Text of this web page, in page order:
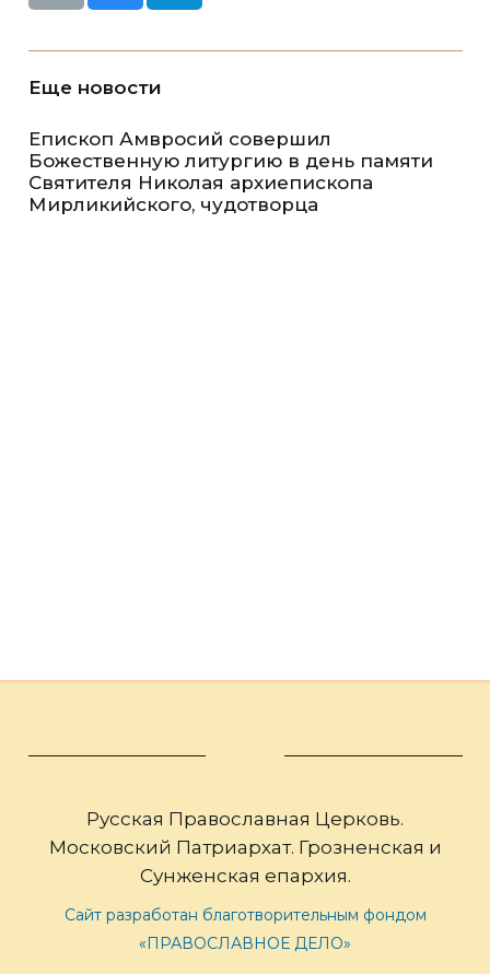
Еще новости
Епископ Амвросий совершил
Божественную литургию в день памяти
Святителя Николая архиепископа
Мирликийского, чудотворца
Русская Православная Церковь.
Московский Патриархат. Грозненская и
Сунженская епархия.
Сайт разработан благотворительным фондом
«ПРАВОСЛАВНОЕ ДЕЛО»